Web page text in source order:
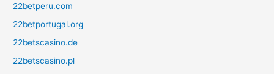
22betperu.com
22betportugal.org
22betscasino.de
22betscasino.pl